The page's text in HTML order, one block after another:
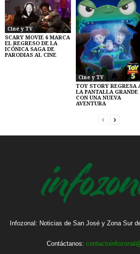
Cine y TV
SCARY MOVIE 6 MARCA
EL REGRESO DE LA
ICÓNICA SAGA DE
PARODIAS AL CINE
Cine y TV
TOY STORY REGRESA
LA PANTALLA GRANDE
CON UNA NUEVA
AVENTURA
Infozonal: Noticias de San José y Zona Sur
Contáctanos: